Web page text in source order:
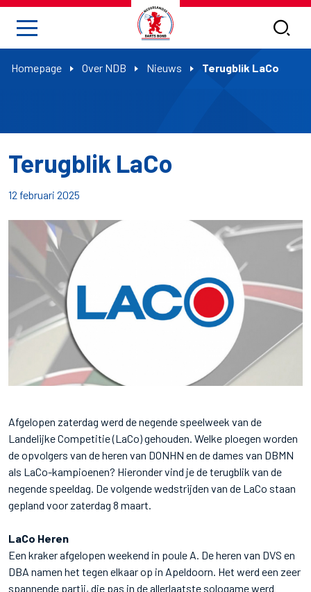
Homepage Over NDB Nieuws Terugblik LaCo
Terugblik LaCo
12 februari 2025
Afgelopen zaterdag werd de negende speelweek van de
Landelijke Competitie (LaCo) gehouden. Welke ploegen worden
de opvolgers van de heren van DONHN en de dames van DBMN
als LaCo-kampioenen? Hieronder vind je de terugblik van de
negende speeldag. De volgende wedstrijden van de LaCo staan
gepland voor zaterdag 8 maart.
LaCo Heren
Een kraker afgelopen weekend in poule A. De heren van DVS en
DBA namen het tegen elkaar op in Apeldoorn. Het werd een zeer
spannende partij, die pas in de allerlaatste sologame werd